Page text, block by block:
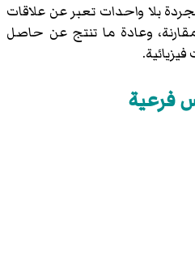
بلا واحدات تعبر عن علاقات
وعادة ما تنتج عن حاصل
فرعية